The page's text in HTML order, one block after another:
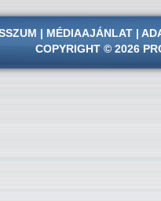
| MÉDIAAJÁNLAT |
COPYRIGHT © 2026